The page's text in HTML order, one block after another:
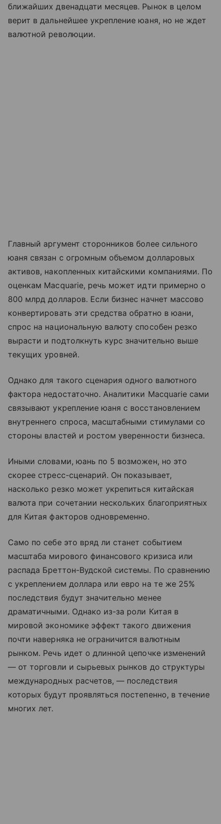
ближайших двенадцати месяцев. Рынок в целом
верит в дальнейшее укрепление юаня, но не ждет
валютной революции.
Главный аргумент сторонников более сильного
юаня связан с огромным объемом долларовых
активов, накопленных китайскими компаниями. По
оценкам Macquarie, речь может идти примерно о
800 млрд долларов. Если бизнес начнет массово
конвертировать эти средства обратно в юани,
спрос на национальную валюту способен резко
вырасти и подтолкнуть курс значительно выше
текущих уровней.
Однако для такого сценария одного валютного
фактора недостаточно. Аналитики Macquarie сами
связывают укрепление юаня с восстановлением
внутреннего спроса, масштабными стимулами со
стороны властей и ростом уверенности бизнеса.
Иными словами, юань по 5 возможен, но это
скорее стресс-сценарий. Он показывает,
насколько резко может укрепиться китайская
валюта при сочетании нескольких благоприятных
для Китая факторов одновременно.
Само по себе это вряд ли станет событием
масштаба мирового финансового кризиса или
распада Бреттон-Вудской системы. По сравнению
с укреплением доллара или евро на те же 25%
последствия будут значительно менее
драматичными. Однако из-за роли Китая в
мировой экономике эффект такого движения
почти наверняка не ограничится валютным
рынком. Речь идет о длинной цепочке изменений
— от торговли и сырьевых рынков до структуры
международных расчетов, — последствия
которых будут проявляться постепенно, в течение
многих лет.